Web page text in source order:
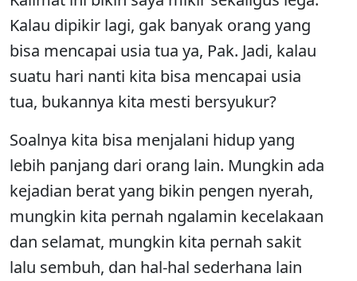
Kalau dipikir lagi, gak banyak orang yang
bisa mencapai usia tua ya, Pak. Jadi, kalau
suatu hari nanti kita bisa mencapai usia
tua, bukannya kita mesti bersyukur?
Soalnya kita bisa menjalani hidup yang
lebih panjang dari orang lain. Mungkin ada
kejadian berat yang bikin pengen nyerah,
mungkin kita pernah ngalamin kecelakaan
dan selamat, mungkin kita pernah sakit
lalu sembuh, dan hal-hal sederhana lain